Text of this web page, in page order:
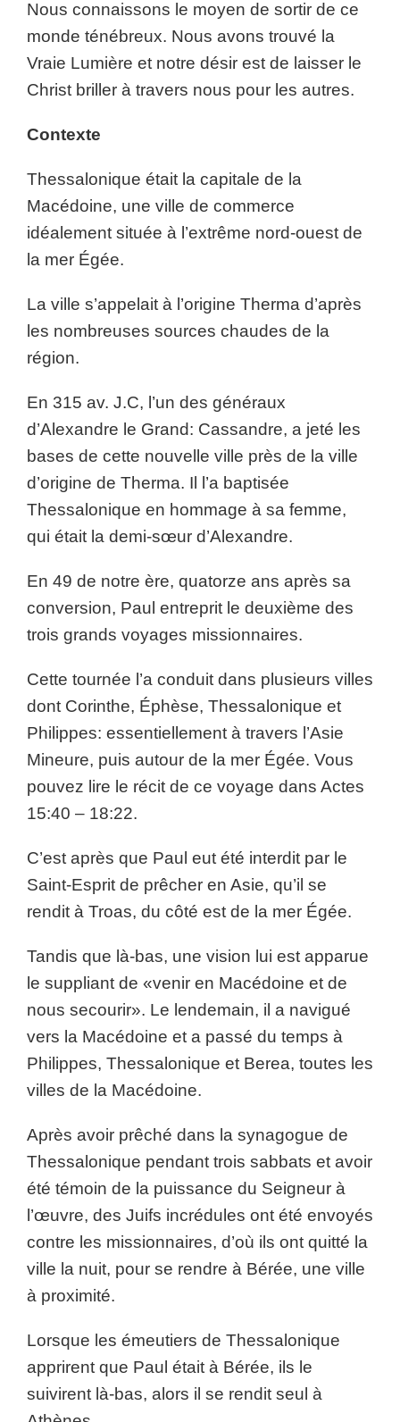
Nous connaissons le moyen de sortir de ce
monde ténébreux. Nous avons trouvé la
Vraie Lumière et notre désir est de laisser le
Christ briller à travers nous pour les autres.
Contexte
Thessalonique était la capitale de la
Macédoine, une ville de commerce
idéalement située à l’extrême nord-ouest de
la mer Égée.
La ville s’appelait à l’origine Therma d’après
les nombreuses sources chaudes de la
région.
En 315 av. J.C, l’un des généraux
d’Alexandre le Grand: Cassandre, a jeté les
bases de cette nouvelle ville près de la ville
d’origine de Therma. Il l’a baptisée
Thessalonique en hommage à sa femme,
qui était la demi-sœur d’Alexandre.
En 49 de notre ère, quatorze ans après sa
conversion, Paul entreprit le deuxième des
trois grands voyages missionnaires.
Cette tournée l’a conduit dans plusieurs villes
dont Corinthe, Éphèse, Thessalonique et
Philippes: essentiellement à travers l’Asie
Mineure, puis autour de la mer Égée. Vous
pouvez lire le récit de ce voyage dans Actes
15:40 – 18:22.
C’est après que Paul eut été interdit par le
Saint-Esprit de prêcher en Asie, qu’il se
rendit à Troas, du côté est de la mer Égée.
Tandis que là-bas, une vision lui est apparue
le suppliant de «venir en Macédoine et de
nous secourir». Le lendemain, il a navigué
vers la Macédoine et a passé du temps à
Philippes, Thessalonique et Berea, toutes les
villes de la Macédoine.
Après avoir prêché dans la synagogue de
Thessalonique pendant trois sabbats et avoir
été témoin de la puissance du Seigneur à
l’œuvre, des Juifs incrédules ont été envoyés
contre les missionnaires, d’où ils ont quitté la
ville la nuit, pour se rendre à Bérée, une ville
à proximité.
Lorsque les émeutiers de Thessalonique
apprirent que Paul était à Bérée, ils le
suivirent là-bas, alors il se rendit seul à